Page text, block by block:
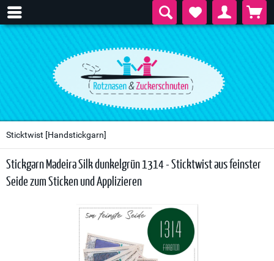
Sticktwist [Handstickgarn]
Stickgarn Madeira Silk dunkelgrün 1314 - Sticktwist aus feinster
Seide zum Sticken und Applizieren